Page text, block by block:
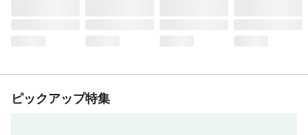
ピックアップ特集